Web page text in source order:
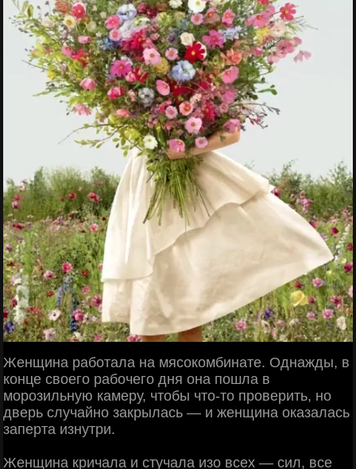
Женщина работала на мясокомбинате. Однажды, в
конце своего рабочего дня она пошла в
морозильную камеру, чтобы что-то проверить, но
дверь случайно закрылась — и женщина оказалась
заперта изнутри.
Женщина кричала и стучала изо всех — сил, все